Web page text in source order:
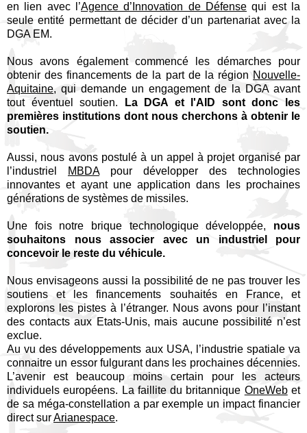
en lien avec l’Agence d’Innovation de Défense qui est la
seule entité permettant de décider d’un partenariat avec la
DGA EM.
Nous avons également commencé les démarches pour
obtenir des financements de la part de la région Nouvelle-
Aquitaine, qui demande un engagement de la DGA avant
tout éventuel soutien.
La DGA et l'AID sont donc les
premières institutions dont nous cherchons à obtenir le
soutien.
Aussi, nous avons postulé à un appel à projet organisé par
l’industriel
MBDApour développer des technologies
innovantes et ayant une application dans les prochaines
générations de systèmes de missiles.
Une fois notre brique technologique développée, nous
souhaitons nous associer avec un industriel pour
concevoir le reste du véhicule.
Nous envisageons aussi la possibilité de ne pas trouver les
soutiens et les financements souhaités en France, et
explorons les pistes à l’étranger. Nous avons pour l’instant
des contacts aux Etats-Unis, mais aucune possibilité n’est
exclue.
Au vu des développements aux USA, l’industrie spatiale va
connaitre un essor fulgurant dans les prochaines décennies.
L’avenir est beaucoup moins certain pour les acteurs
individuels européens. La faillite du britannique OneWebet
de sa méga-constellation a par exemple un impact financier
direct surArianespace.